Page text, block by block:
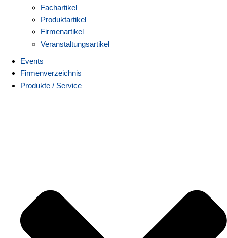
Fachartikel
Produktartikel
Firmenartikel
Veranstaltungsartikel
Events
Firmenverzeichnis
Produkte / Service